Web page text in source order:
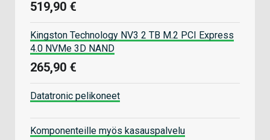
519,90 €
Kingston Technology NV3 2 TB M.2 PCI Express
4.0 NVMe 3D NAND
265,90 €
Datatronic pelikoneet
Komponenteille myös kasauspalvelu